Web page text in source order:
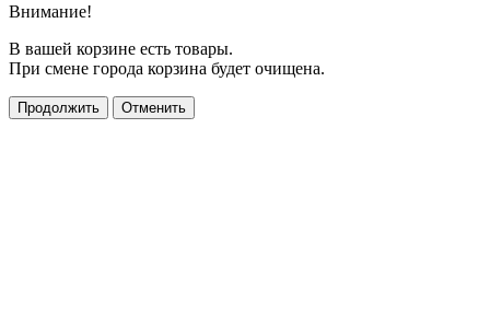
Внимание!
В вашей корзине есть товары.
При смене города корзина будет очищена.
Продолжить Отменить